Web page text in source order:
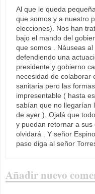
Al que le queda
que somos y a nuestro
elecciones). Nos han
bajo el mando del
que somos . Náuseas
defendiendo una
presidente y gobierno
necesidad de colaborar
sanitaria pero las
impresentable ( hasta
sabían que no llegarían
de ayer ). Ojalá que
y puedan retornar a
olvidará . Y señor
paso diga al señor
Añadir nuevo